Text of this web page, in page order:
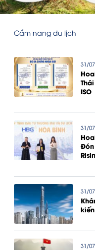
Cẩm nang du lịch
31/
ISO
31/
Đón
31/
31/